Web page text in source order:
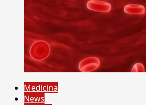
Medicina
News